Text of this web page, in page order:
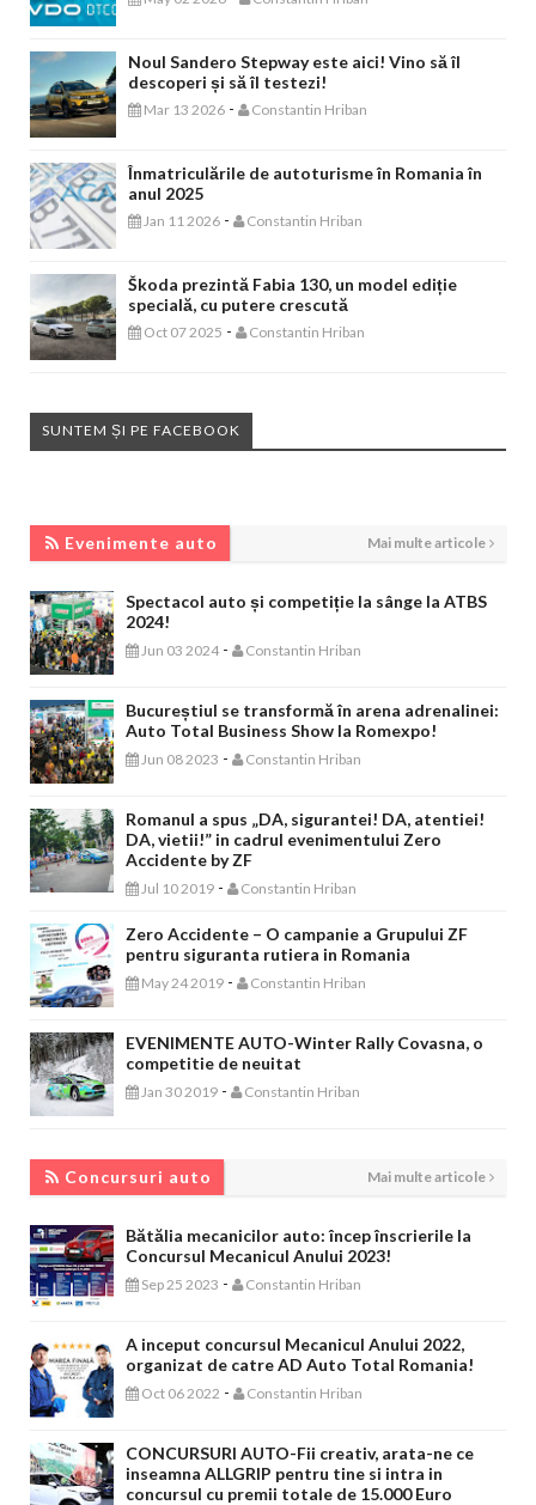
Noul Sandero Stepway este aici! Vino să îl
descoperi și să îl testezi!
Mar 13 2026 - Constantin Hriban
Înmatriculările de autoturisme în Romania în
anul 2025
Jan 11 2026 - Constantin Hriban
Škoda prezintă Fabia 130, un model ediție
specială, cu putere crescută
Oct 07 2025 - Constantin Hriban
SUNTEM ȘI PE FACEBOOK
Evenimente auto Mai multe articole
Spectacol auto și competiție la sânge la ATBS
2024!
Jun 03 2024 - Constantin Hriban
Bucureștiul se transformă în arena adrenalinei:
Auto Total Business Show la Romexpo!
Jun 08 2023 - Constantin Hriban
Romanul a spus „DA, sigurantei! DA, atentiei!
DA, vietii!” in cadrul evenimentului Zero
Accidente by ZF
Jul 10 2019 - Constantin Hriban
Zero Accidente – O campanie a Grupului ZF
pentru siguranta rutiera in Romania
May 24 2019 - Constantin Hriban
EVENIMENTE AUTO-Winter Rally Covasna, o
competitie de neuitat
Jan 30 2019 - Constantin Hriban
Concursuri auto Mai multe articole
Bătălia mecanicilor auto: încep înscrierile la
Concursul Mecanicul Anului 2023!
Sep 25 2023 - Constantin Hriban
A inceput concursul Mecanicul Anului 2022,
organizat de catre AD Auto Total Romania!
Oct 06 2022 - Constantin Hriban
CONCURSURI AUTO-Fii creativ, arata-ne ce
inseamna ALLGRIP pentru tine si intra in
concursul cu premii totale de 15.000 Euro